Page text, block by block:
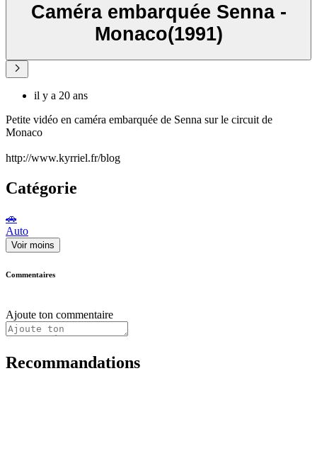
Caméra embarquée Senna -
Monaco(1991)
il y a 20 ans
Petite vidéo en caméra embarquée de Senna sur le circuit de
Monaco
http://www.kyrriel.fr/blog
Catégorie
🚗
Auto
Voir moins
Commentaires
Ajoute ton commentaire
Recommandations